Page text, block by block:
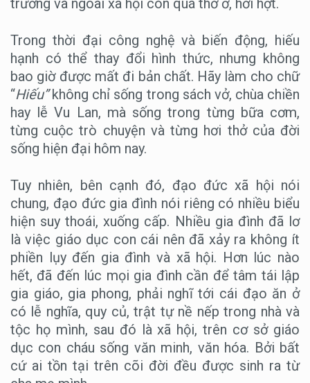
trường và ngoài xã hội còn quá thờ ơ, hời hợt.
Trong thời đại công nghệ và biến động, hiếu
hạnh có thể thay đổi hình thức, nhưng không
bao giờ được mất đi bản chất. Hãy làm cho chữ
“Hiếu”không chỉ sống trong sách vở, chùa chiền
hay lễ Vu Lan, mà sống trong từng bữa cơm,
từng cuộc trò chuyện và từng hơi thở của đời
sống hiện đại hôm nay.
Tuy nhiên, bên cạnh đó, đạo đức xã hội nói
chung, đạo đức gia đình nói riêng có nhiều biểu
hiện suy thoái, xuống cấp. Nhiều gia đình đã lơ
là việc giáo dục con cái nên đã xảy ra không ít
phiền lụy đến gia đình và xã hội. Hơn lúc nào
hết, đã đến lúc mọi gia đình cần để tâm tái lập
gia giáo, gia phong, phải nghĩ tới cái đạo ăn ở
có lễ nghĩa, quy củ, trật tự nề nếp trong nhà và
tộc họ mình, sau đó là xã hội, trên cơ sở giáo
dục con cháu sống văn minh, văn hóa. Bởi bất
cứ ai tồn tại trên cõi đời đều được sinh ra từ